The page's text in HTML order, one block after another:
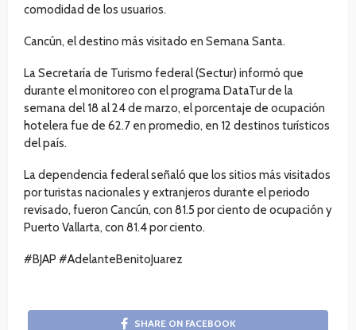
comodidad de los usuarios.
Cancún, el destino más visitado en Semana Santa.
La Secretaría de Turismo federal (Sectur) informó que
durante el monitoreo con el programa DataTur de la
semana del 18 al 24 de marzo, el porcentaje de ocupación
hotelera fue de 62.7 en promedio, en 12 destinos turísticos
del país.
La dependencia federal señaló que los sitios más visitados
por turistas nacionales y extranjeros durante el periodo
revisado, fueron Cancún, con 81.5 por ciento de ocupación y
Puerto Vallarta, con 81.4 por ciento.
#BJAP #AdelanteBenitoJuarez
SHARE ON FACEBOOK